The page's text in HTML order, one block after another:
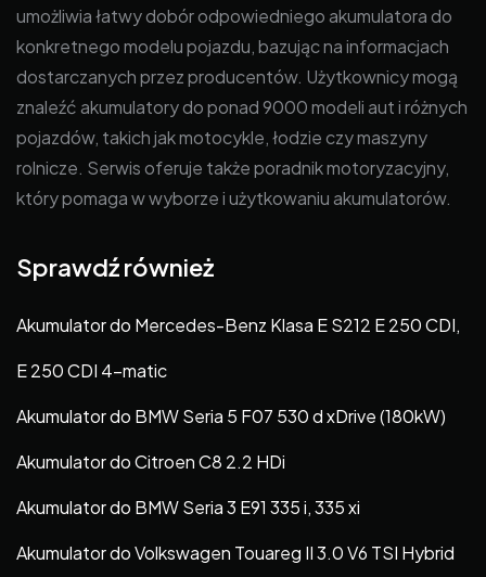
umożliwia łatwy dobór odpowiedniego akumulatora do
konkretnego modelu pojazdu, bazując na informacjach
dostarczanych przez producentów. Użytkownicy mogą
znaleźć akumulatory do ponad 9000 modeli aut i różnych
pojazdów, takich jak motocykle, łodzie czy maszyny
rolnicze. Serwis oferuje także poradnik motoryzacyjny,
który pomaga w wyborze i użytkowaniu akumulatorów.
Sprawdź również
Akumulator do Mercedes-Benz Klasa E S212 E 250 CDI,
E 250 CDI 4-matic
Akumulator do BMW Seria 5 F07 530 d xDrive (180kW)
Akumulator do Citroen C8 2.2 HDi
Akumulator do BMW Seria 3 E91 335 i, 335 xi
Akumulator do Volkswagen Touareg II 3.0 V6 TSI Hybrid